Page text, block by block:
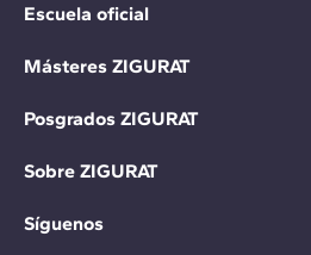
Escuela oficial
Másteres ZIGURAT
Posgrados ZIGURAT
Sobre ZIGURAT
Síguenos